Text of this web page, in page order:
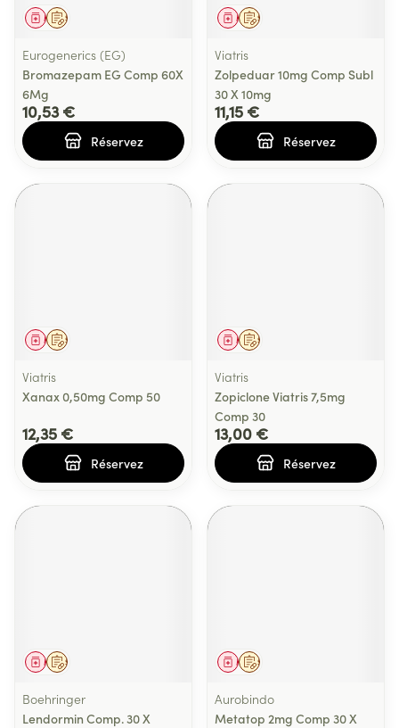
Sur prescription
Médicament
Eurogenerics (EG)
Bromazepam EG Comp 60X
6Mg
10,53 €
Réservez
Sur prescription
Médicament
Viatris
Zolpeduar 10mg Comp Subl
30 X 10mg
11,15 €
Réservez
Sur prescription
Médicament
Viatris
Xanax 0,50mg Comp 50
12,35 €
Réservez
Sur prescription
Médicament
Viatris
Zopiclone Viatris 7,5mg
Comp 30
13,00 €
Réservez
Sur prescription
Médicament
Boehringer
Lendormin Comp. 30 X
Sur prescription
Médicament
Aurobindo
Metatop 2mg Comp 30 X